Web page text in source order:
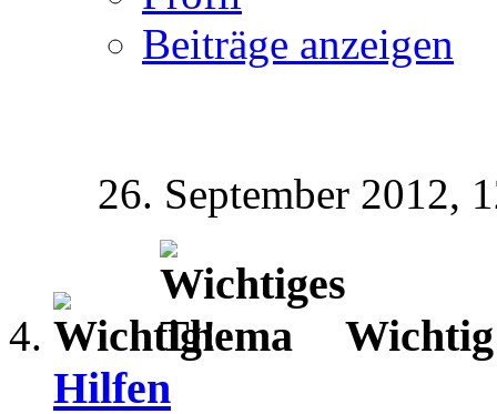
Beiträge anzeigen
26. September 2012,
Hilfen